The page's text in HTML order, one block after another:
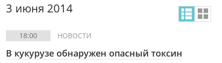
3 июня 2014
18:00 НОВОСТИ
В кукурузе обнаружен опасный токсин